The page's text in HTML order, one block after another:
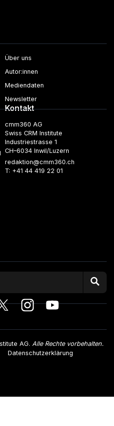
Über uns
Autor:innen
Mediendaten
Newsletter
Kontakt
cmm360 AG
Swiss CRM Institute
Industriestrasse 1
CH–6034 Inwil/Luzern
redaktion@cmm360.ch
T: +41 44 419 22 01
AG. Alle Rechte vorbehalten.
Datenschutzerklärung